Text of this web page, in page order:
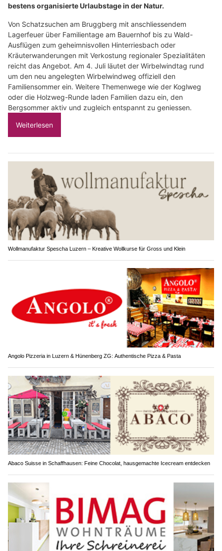
bestens organisierte Urlaubstage in der Natur.
Von Schatzsuchen am Bruggberg mit anschliessendem
Lagerfeuer über Familientage am Bauernhof bis zu Wald-
Ausflügen zum geheimnisvollen Hinterriesbach oder
Kräuterwanderungen mit Verkostung regionaler Spezialitäten
reicht das Angebot. Am 4. Juli läutet der Wirbelwindtag rund
um den neu angelegten Wirbelwindweg offiziell den
Familiensommer ein. Weitere Themenwege wie der Koglweg
oder die Holzweg-Runde laden Familien dazu ein, den
Bergsommer aktiv und zugleich entspannt zu geniessen.
Weiterlesen
Wollmanufaktur Spescha Luzern – Kreative Wollkurse für Gross und Klein
Angolo Pizzeria in Luzern & Hünenberg ZG: Authentische Pizza & Pasta
Abaco Suisse in Schaffhausen: Feine Chocolat, hausgemachte Icecream entdecken